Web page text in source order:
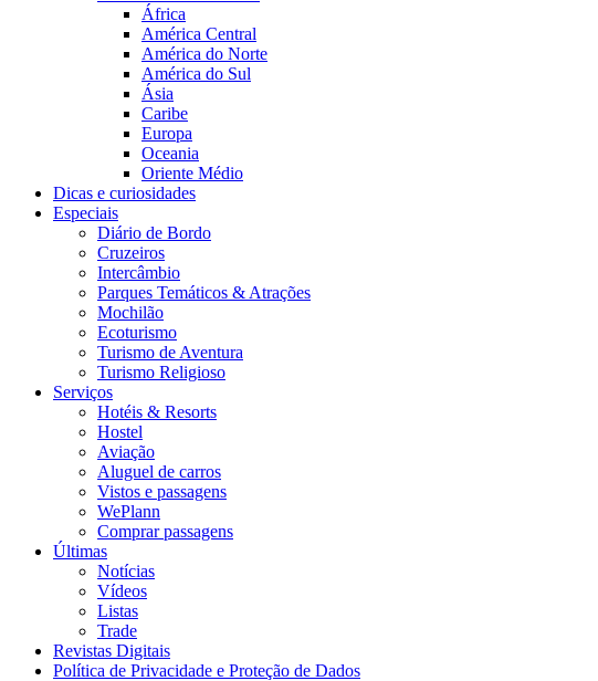
África
América Central
América do Norte
América do Sul
Ásia
Caribe
Europa
Oceania
Oriente Médio
Dicas e curiosidades
Especiais
Diário de Bordo
Cruzeiros
Intercâmbio
Parques Temáticos & Atrações
Mochilão
Ecoturismo
Turismo de Aventura
Turismo Religioso
Serviços
Hotéis & Resorts
Hostel
Aviação
Aluguel de carros
Vistos e passagens
WePlann
Comprar passagens
Últimas
Notícias
Vídeos
Listas
Trade
Revistas Digitais
Política de Privacidade e Proteção de Dados